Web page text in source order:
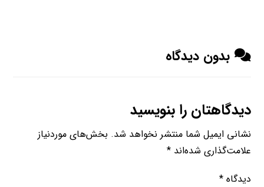
بدون دیدگاه
دیدگاهتان را بنویسید
نشانی ایمیل شما منتشر نخواهد شد. بخش‌های موردنیاز
علامت‌گذاری شده‌اند*
دیدگاه*